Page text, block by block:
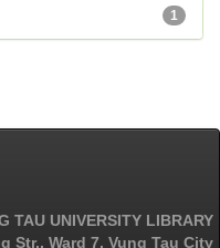
1
TAU UNIVERSITY LIBRARY
Str., Ward 7, Vung Tau City